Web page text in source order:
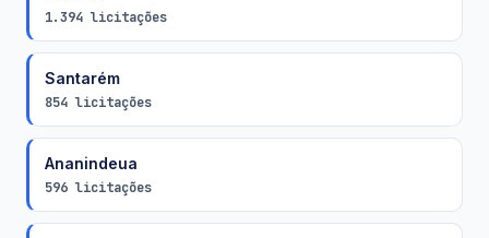
1.394 licitações
Santarém
854 licitações
Ananindeua
596 licitações